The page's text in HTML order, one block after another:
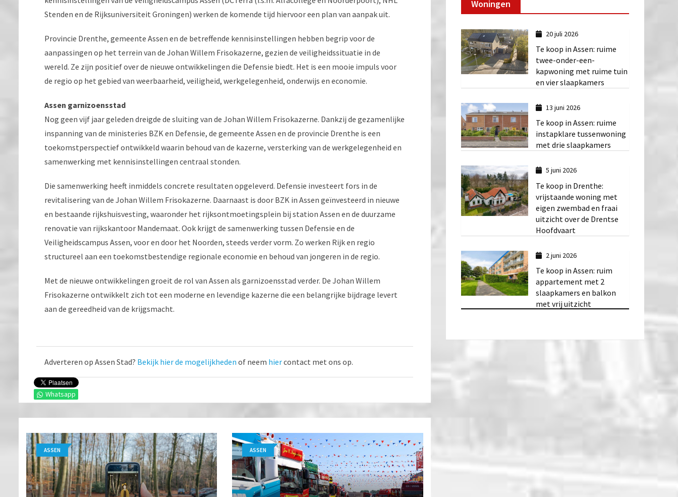
Stenden en de Rijksuniversiteit Groningen) werken de komende tijd hiervoor een plan van aanpak uit.
Provincie Drenthe, gemeente Assen en de betreffende kennisinstellingen hebben begrip voor de
aanpassingen op het terrein van de Johan Willem Frisokazerne, gezien de veiligheidssituatie in de
wereld. Ze zijn positief over de nieuwe ontwikkelingen die Defensie biedt. Het is een mooie impuls voor
de regio op het gebied van weerbaarheid, veiligheid, werkgelegenheid, onderwijs en economie.
Assen garnizoensstad
Nog geen vijf jaar geleden dreigde de sluiting van de Johan Willem Frisokazerne. Dankzij de gezamenlijke
inspanning van de ministeries BZK en Defensie, de gemeente Assen en de provincie Drenthe is een
toekomstperspectief ontwikkeld waarin behoud van de kazerne, versterking van de werkgelegenheid en
samenwerking met kennisinstellingen centraal stonden.
Die samenwerking heeft inmiddels concrete resultaten opgeleverd. Defensie investeert fors in de
revitalisering van de Johan Willem Frisokazerne. Daarnaast is door BZK in Assen geïnvesteerd in nieuwe
en bestaande rijkshuisvesting, waaronder het rijksontmoetingsplein bij station Assen en de duurzame
renovatie van rijkskantoor Mandemaat. Ook krijgt de samenwerking tussen Defensie en de
Veiligheidscampus Assen, voor en door het Noorden, steeds verder vorm. Zo werken Rijk en regio
structureel aan een toekomstbestendige regionale economie en behoud van jongeren in de regio.
Met de nieuwe ontwikkelingen groeit de rol van Assen als garnizoensstad verder. De Johan Willem
Frisokazerne ontwikkelt zich tot een moderne en levendige kazerne die een belangrijke bijdrage levert
aan de gereedheid van de krijgsmacht.
Whatsapp
Adverteren op Assen Stad? Bekijk hier de mogelijkheden of neem hiercontact met ons op.
ASSEN ASSEN
Woningen
20 juli 2026
Te koop in Assen: ruime
twee-onder-een-
kapwoning met ruime tuin
en vier slaapkamers
13 juni 2026
Te koop in Assen: ruime
instapklare tussenwoning
met drie slaapkamers
5 juni 2026
Te koop in Drenthe:
vrijstaande woning met
eigen zwembad en fraai
uitzicht over de Drentse
Hoofdvaart
2 juni 2026
Te koop in Assen: ruim
appartement met 2
slaapkamers en balkon
met vrij uitzicht